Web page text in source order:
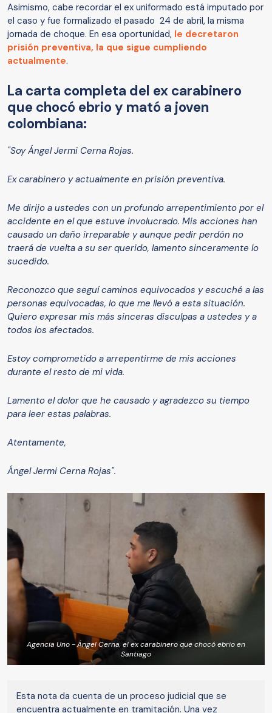
Asimismo, cabe recordar el ex uniformado está imputado por
el caso y fue formalizado el pasado 24 de abril, la misma
jornada de choque. En esa oportunidad, le decretaron
prisión preventiva, la que sigue cumpliendo
actualmente.
La carta completa del ex carabinero
que chocó ebrio y mató a joven
colombiana:
"Soy Ángel Jermi Cerna Rojas.
Ex carabinero y actualmente en prisión preventiva.
Me dirijo a ustedes con un profundo arrepentimiento por el
accidente en el que estuve involucrado. Mis acciones han
causado un daño irreparable y aunque pedir perdón no
traerá de vuelta a su ser querido, lamento sinceramente lo
sucedido.
Reconozco que seguí caminos equivocados y escuché a las
personas equivocadas, lo que me llevó a esta situación.
Quiero expresar mis más sinceras disculpas a ustedes y a
todos los afectados.
Estoy comprometido a arrepentirme de mis acciones
durante el resto de mi vida.
Lamento el dolor que he causado y agradezco su tiempo
para leer estas palabras.
Atentamente,
Ángel Jermi Cerna Rojas".
Agencia Uno - Ángel Cerna, el ex carabinero que chocó ebrio en
Santiago
Esta nota da cuenta de un proceso judicial que se
encuentra actualmente en tramitación. Una vez